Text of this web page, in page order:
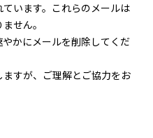
います。これらのメールは
せん。
かにメールを削除してくだ
すが、ご理解とご協力をお